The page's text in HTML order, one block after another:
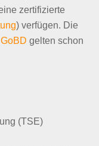
zertifizierte
) verfügen. Die
GoBD gelten schon
(TSE)